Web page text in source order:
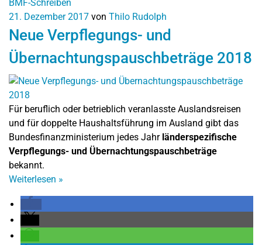
BMF-Schreiben
21. Dezember 2017 von Thilo Rudolph
Neue Verpflegungs- und
Übernachtungspauschbeträge 2018
Für beruflich oder betrieblich veranlasste Auslandsreisen
und für doppelte Haushaltsführung im Ausland gibt das
Bundesfinanzministerium jedes Jahrländerspezifische
Verpflegungs- und Übernachtungspauschbeträge
bekannt.
Weiterlesen »